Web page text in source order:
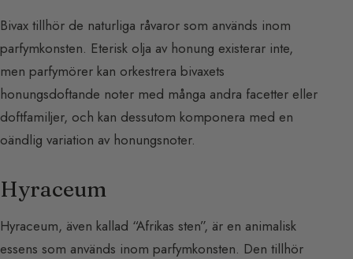
Bivax tillhör de naturliga råvaror som används inom
parfymkonsten. Eterisk olja av honung existerar inte,
men parfymörer kan orkestrera bivaxets
honungsdoftande noter med många andra facetter eller
doftfamiljer, och kan dessutom komponera med en
oändlig variation av honungsnoter.
Hyraceum
Hyraceum, även kallad “Afrikas sten”, är en animalisk
essens som används inom parfymkonsten. Den tillhör